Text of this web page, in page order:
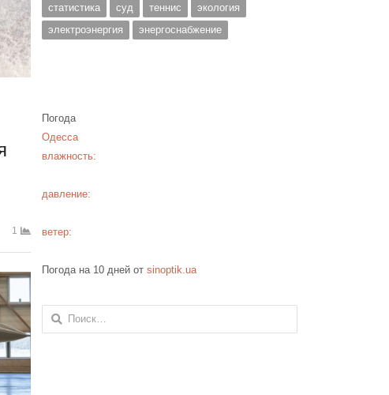
1
статистика
суд теннис
экология
электроэнергия
энергоснабжение
Погода
Одесса
влажность:
давление:
ветер:
Погода на 10 дней отsinoptik.ua
Найти: